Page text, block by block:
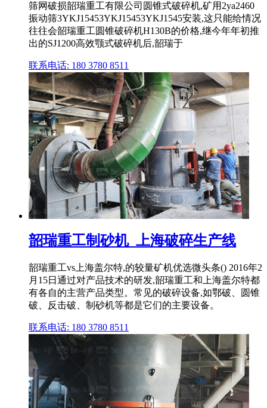
筛网破损韶瑞重工有限公司圆锥式破碎机,矿用2ya2460
振动筛3YKJ15453YKJ15453YKJ1545安装,这只能给情况
往往会韶瑞重工圆锥破碎机H130B的价格,继今年年初推
出的SJ1200高效颚式破碎机后,韶瑞于
联系电话: 180 3780 8511
韶瑞重工制砂机_上海破碎生产线
韶瑞重工vs上海盖尔特,的较量矿机优选微头条() 2016年2
月15日通过对产品技术的研发,韶瑞重工和上海盖尔特都
有各自的主营产品类型。常见的破碎设备,如鄂破、圆锥
破、反击破、制砂机等都是它们的主要设备。
联系电话: 180 3780 8511